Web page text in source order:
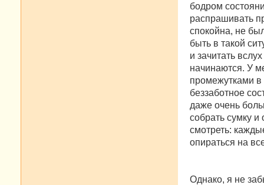
бодром
распрашивать
спокойна, не
быть в такой
и зачитать
начинаются. У
промежутками в
беззаботное
даже очень
собрать сумку
смотреть:
опираться на
Однако, я не